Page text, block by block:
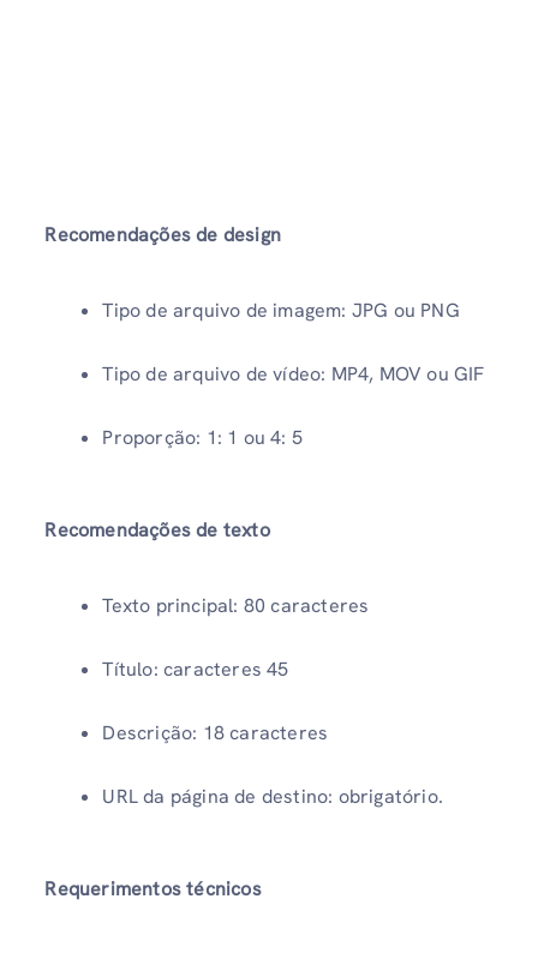
Recomendações de design
Tipo de arquivo de imagem: JPG ou PNG
Tipo de arquivo de vídeo: MP4, MOV ou GIF
Proporção: 1: 1 ou 4: 5
Recomendações de texto
Texto principal: 80 caracteres
Título: caracteres 45
Descrição: 18 caracteres
URL da página de destino: obrigatório.
Requerimentos técnicos